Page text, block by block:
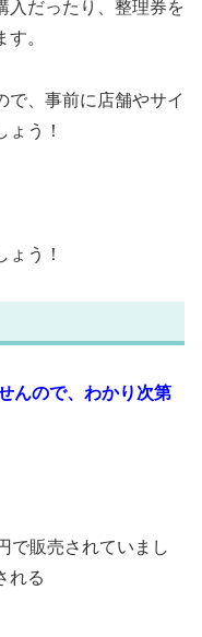
入だったり、整理券を
。
で、事前に店舗やサイ
ょう！
う！
んので、わかり次第
で販売されていまし
れる